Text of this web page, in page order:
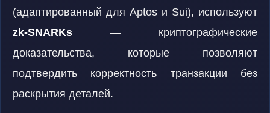
(адаптированный для Aptos и Sui), используют
zk-SNARKs — криптографические
доказательства, которые позволяют
подтвердить корректность транзакции без
раскрытия деталей.